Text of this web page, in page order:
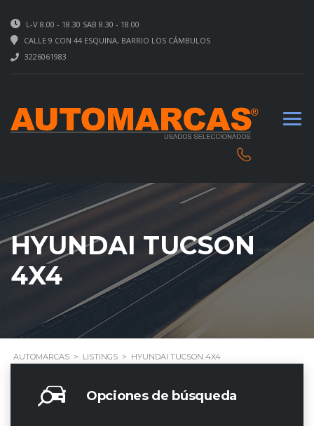
L-V 8.00 - 18.30 SAB 8.30 - 18.00
CALLE 9 CON 44 ESQUINA, BARRIO LOS CÁMBULOS
3226061983
HYUNDAI TUCSON
4X4
AUTOMARCAS > LISTINGS > HYUNDAI TUCSON 4X4
Opciones de búsqueda